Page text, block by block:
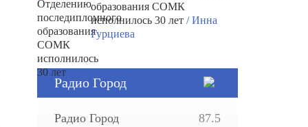
образования СОМК
исполнилось 30 лет/ Инна
Гурциева
Радио Город
Радио Город
87.5